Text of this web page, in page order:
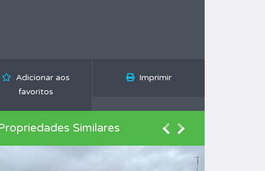
Adicionar aos
favoritos
Imprimir
Similares